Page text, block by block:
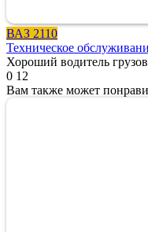
ВАЗ 2110
Техническое
Хороший водитель
0 12
Вам также может